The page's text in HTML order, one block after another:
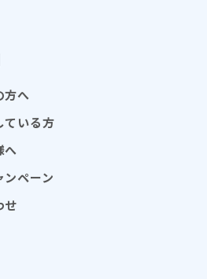
方へ
ている方
へ
ンペーン
せ